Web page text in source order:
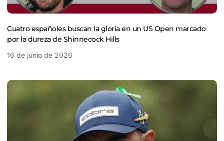
Cuatro españoles buscan la gloria en un US Open marcado
por la dureza de Shinnecock Hills
16 de junio de 2026